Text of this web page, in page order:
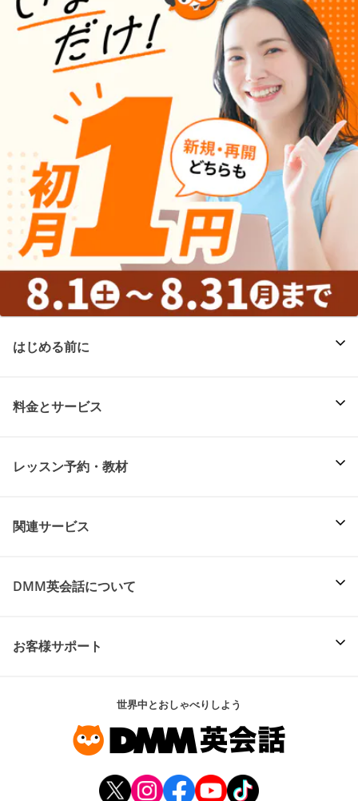
はじめる前に
料金とサービス
レッスン予約・教材
関連サービス
DMM英会話について
お客様サポート
世界中とおしゃべりしよう